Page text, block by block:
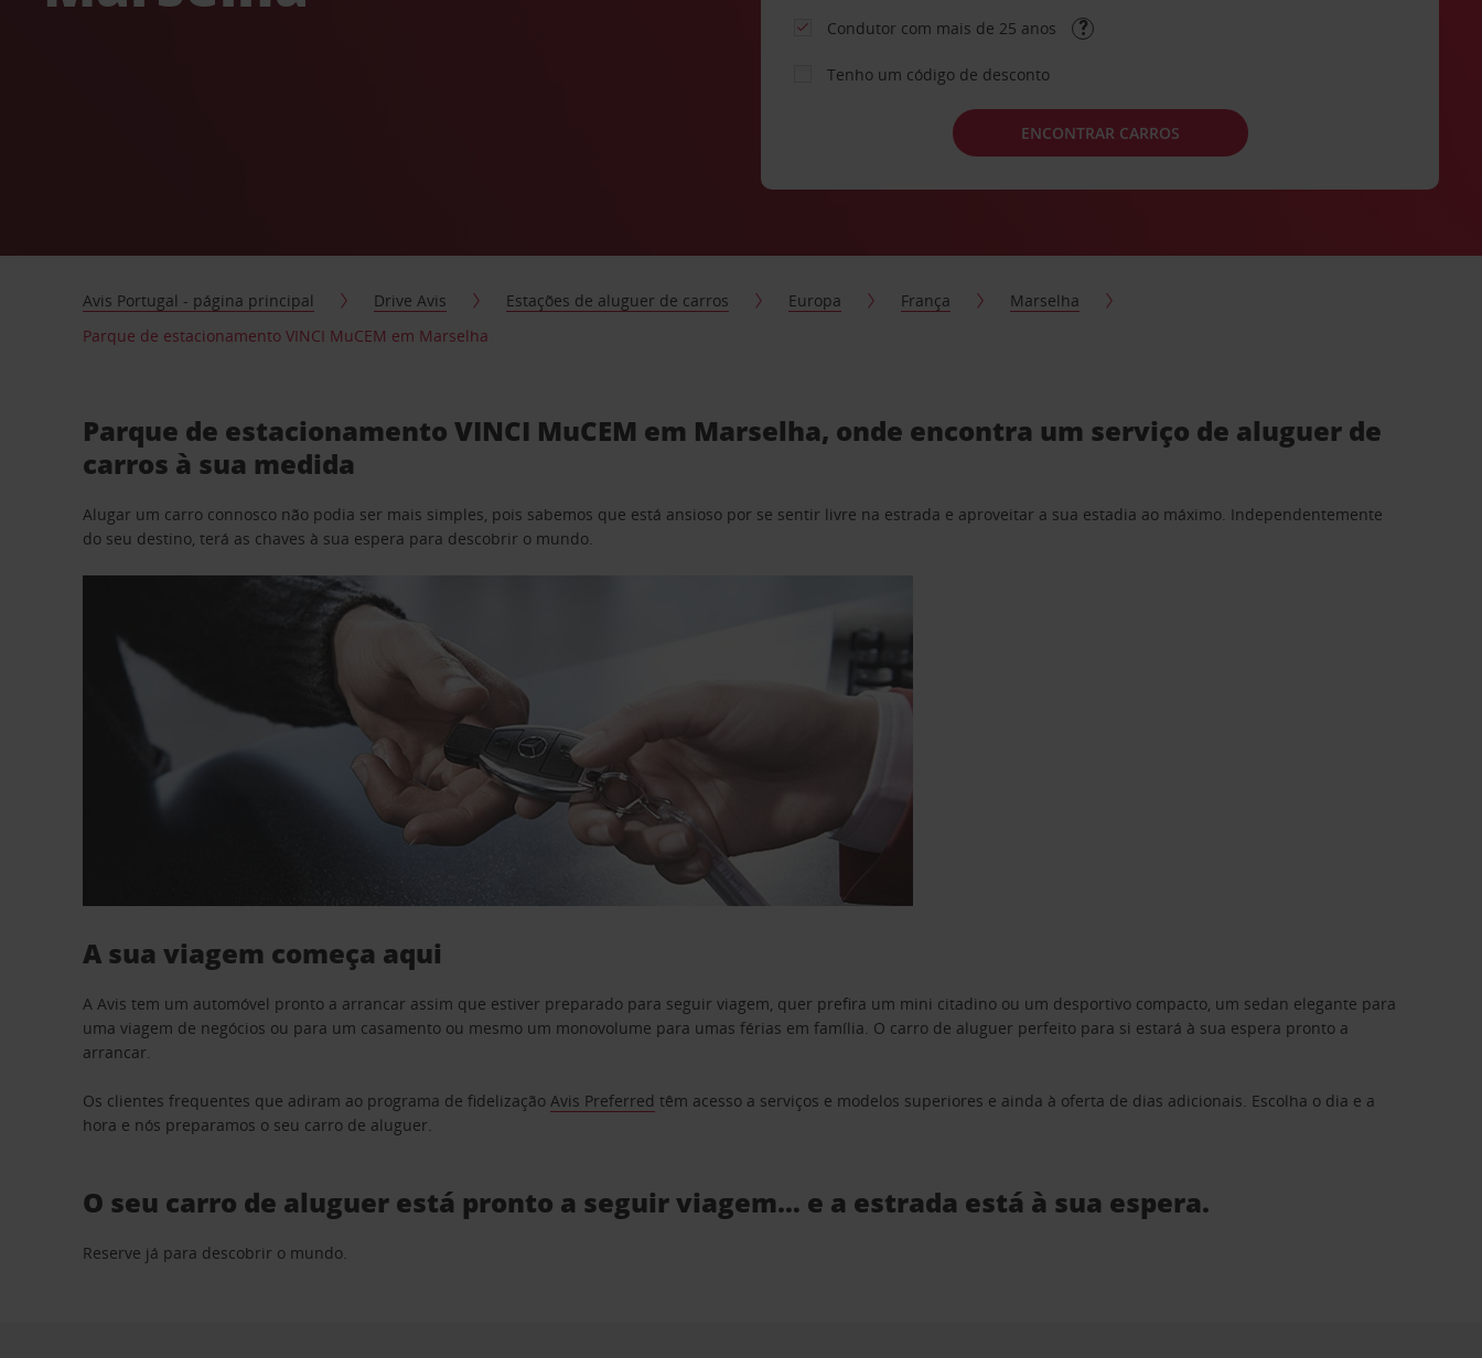
Condutor com mais de 25 anos
Tenho um código de desconto
ENCONTRAR CARROS
Avis Portugal - página principal Drive Avis Estações de aluguer de carros Europa França
Marselha
Parque de estacionamento VINCI MuCEM em Marselha
Parque de estacionamento VINCI MuCEM em Marselha, onde encontra um serviço de aluguer de
carros à sua medida
Alugar um carro connosco não podia ser mais simples, pois sabemos que está ansioso por se sentir livre na estrada e aproveitar a sua estadia ao máximo. Independentemente
do seu destino, terá as chaves à sua espera para descobrir o mundo.
A sua viagem começa aqui
A Avis tem um automóvel pronto a arrancar assim que estiver preparado para seguir viagem, quer prefira um mini citadino ou um desportivo compacto, um sedan elegante para
uma viagem de negócios ou para um casamento ou mesmo um monovolume para umas férias em família. O carro de aluguer perfeito para si estará à sua espera pronto a
arrancar.
Os clientes frequentes que adiram ao programa de fidelizaçãoAvis Preferred têm acesso a serviços e modelos superiores e ainda à oferta de dias adicionais. Escolha o dia e a
hora e nós preparamos o seu carro de aluguer.
O seu carro de aluguer está pronto a seguir viagem… e a estrada está à sua espera.
Reserve já para descobrir o mundo.